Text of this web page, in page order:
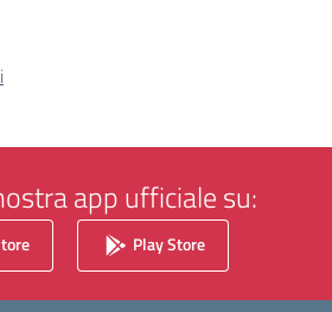
app ufficiale su:
Play Store